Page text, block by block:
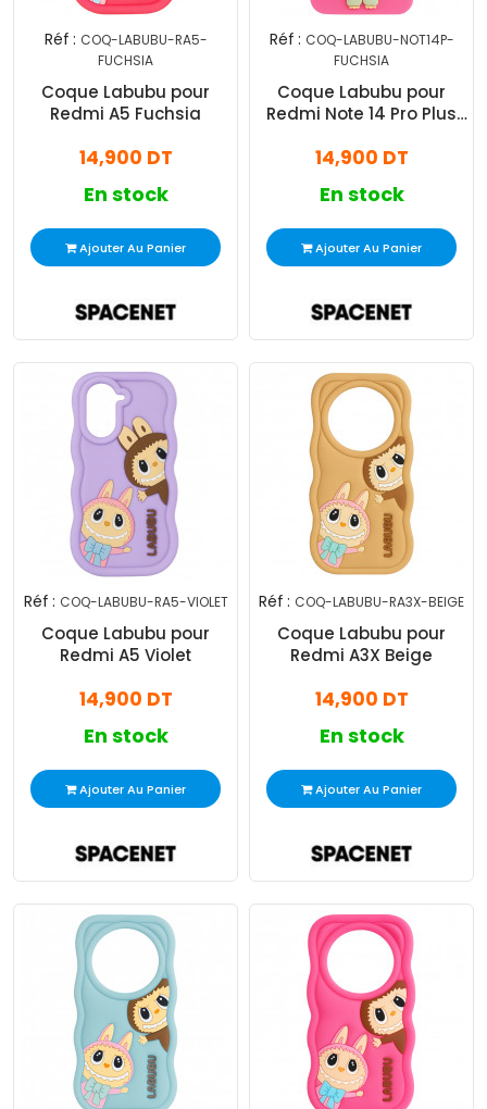
Réf : COQ-LABUBU-RA5-
FUCHSIA
Coque Labubu pour
Redmi A5 Fuchsia
14,900 DT
En stock
Ajouter Au Panier
Réf : COQ-LABUBU-NOT14P-
FUCHSIA
Coque Labubu pour
Redmi Note 14 Pro Plus
14,900 DT
En stock
Ajouter Au Panier
Réf : COQ-LABUBU-RA5-VIOLET
Coque Labubu pour
Redmi A5 Violet
14,900 DT
En stock
Ajouter Au Panier
Réf : COQ-LABUBU-RA3X-BEIGE
Coque Labubu pour
Redmi A3X Beige
14,900 DT
En stock
Ajouter Au Panier